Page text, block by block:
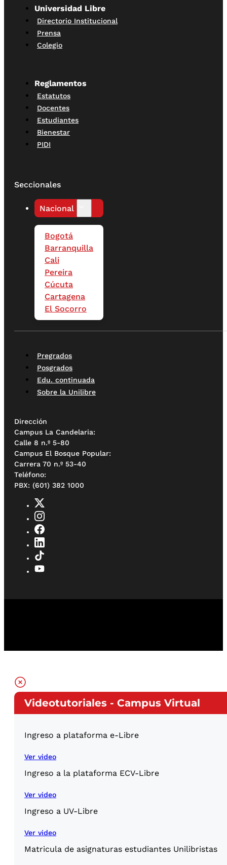
Universidad Libre
Directorio Institucional
Prensa
Colegio
Reglamentos
Estatutos
Docentes
Estudiantes
Bienestar
PIDI
Seccionales
Nacional
Bogotá
Barranquilla
Cali
Pereira
Cúcuta
Cartagena
El Socorro
Pregrados
Posgrados
Edu. continuada
Sobre la Unilibre
Dirección
Campus La Candelaria:
Calle 8 n.º 5-80
Campus El Bosque Popular:
Carrera 70 n.º 53-40
Teléfono:
PBX: (601) 382 1000
Videotutoriales - Campus Virtual
Ingreso a plataforma e-Libre
Ver video
Ingreso a la plataforma ECV-Libre
Ver video
Ingreso a UV-Libre
Ver video
Matricula de asignaturas estudiantes Unilibristas